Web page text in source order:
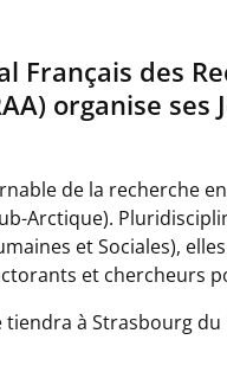
Français des
organise ses
de la recherche
Arctique).
et Sociales),
et chercheurs
à Strasbourg du